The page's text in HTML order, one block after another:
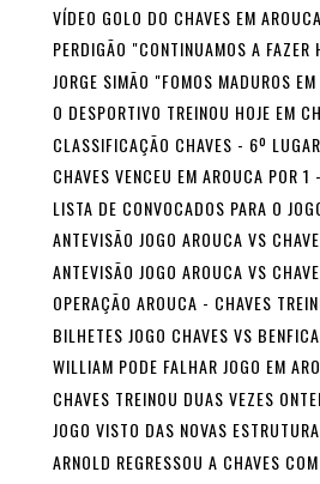
VÍDEO GOLO DO CHAVES EM AROUCA
PERDIGÃO "CONTINUAMOS A FAZER
JORGE SIMÃO "FOMOS MADUROS
O DESPORTIVO TREINOU HOJE EM
CLASSIFICAÇÃO CHAVES - 6º LUGAR
CHAVES VENCEU EM AROUCA POR 1
LISTA DE CONVOCADOS PARA O
ANTEVISÃO JOGO AROUCA VS
ANTEVISÃO JOGO AROUCA VS
OPERAÇÃO AROUCA - CHAVES
BILHETES JOGO CHAVES VS
WILLIAM PODE FALHAR JOGO EM
CHAVES TREINOU DUAS VEZES
JOGO VISTO DAS NOVAS
ARNOLD REGRESSOU A CHAVES